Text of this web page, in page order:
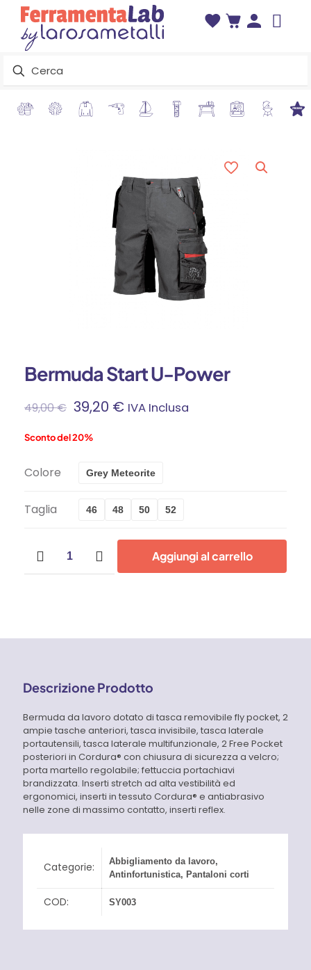
Bermuda Start U-Power
49,00€ 39,20 € IVA Inclusa
Sconto del 20%
Colore Grey Meteorite
Taglia 46 48 50 52
Start
U-
Aggiungi al carrello
Descrizione Prodotto
Bermuda da lavoro dotato di tasca removibile fly pocket, 2
ampie tasche anteriori, tasca invisibile, tasca laterale
portautensili, tasca laterale multifunzionale, 2 Free Pocket
posteriori in Cordura® con chiusura di sicurezza a velcro;
porta martello regolabile; fettuccia portachiavi
brandizzata. Inserti stretch ad alta vestibilità ed
ergonomici, inserti in tessuto Cordura® e antiabrasivo
nelle zone di massimo contatto, inserti reflex.
Categorie: Abbigliamento da lavoro,
Antinfortunistica, Pantaloni corti
COD: SY003